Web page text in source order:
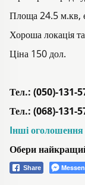
Площа 24.5 м.кв, є
Хороша локація
Ціна 150 дол.
Тел.: (050)-131-
Тел.: (068)-131-
Iнші
Обери
Share